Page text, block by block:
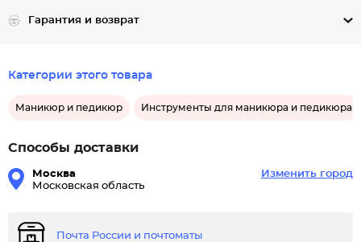
Гарантия и возврат
Категории этого товара
Маникюр и педикюр Инструменты для маникюра и педикюра
Способы доставки
Москва
Московская область
Изменить город
Почта России и почтоматы